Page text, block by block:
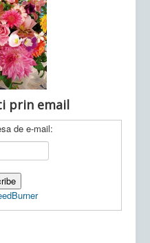
-Inspectoratul Școlar
prin email
de e-mail: